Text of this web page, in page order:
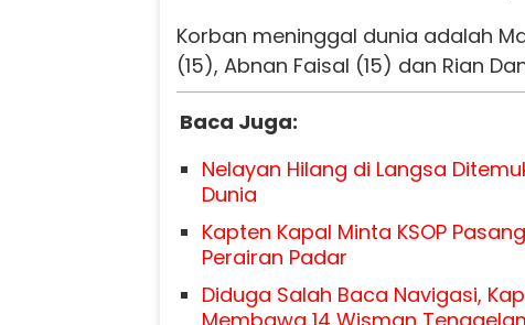
Korban meninggal dunia adalah
(15), Abnan Faisal (15) dan Rian
Baca Juga:
Nelayan Hilang di Langsa
Dunia
Kapten Kapal Minta KSOP
Perairan Padar
Diduga Salah Baca Navigasi,